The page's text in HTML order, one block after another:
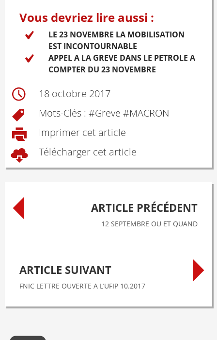
Vous devriez lire aussi :
LE 23 NOVEMBRE LA MOBILISATION
EST INCONTOURNABLE
APPEL A LA GREVE DANS LE PETROLE A
COMPTER DU 23 NOVEMBRE
18 octobre 2017
Mots-Clés : #Greve #MACRON
Imprimer cet article
Télécharger cet article
Post
navigation
ARTICLE PRÉCÉDENT
12 SEPTEMBRE OU ET QUAND
ARTICLE SUIVANT
FNIC LETTRE OUVERTE A L’UFIP 10.2017